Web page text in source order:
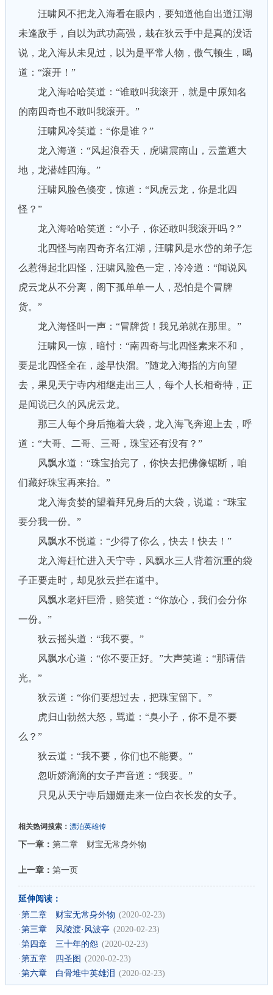
汪啸风不把龙入海看在眼内，要知道他自出道江湖
未逢敌手，自以为武功高强，栽在狄云手中是真的没话
说，龙入海从未见过，以为是平常人物，傲气顿生，喝
道：“滚开！”
龙入海哈哈笑道：“谁敢叫我滚开，就是中原知名
的南四奇也不敢叫我滚开。”
汪啸风冷笑道：“你是谁？”
龙入海道：“风起浪吞天，虎啸震南山，云盖遮大
地，龙潜雄四海。”
汪啸风脸色倏变，惊道：“风虎云龙，你是北四
怪？”
龙入海哈哈笑道：“小子，你还敢叫我滚开吗？”
北四怪与南四奇齐名江湖，汪啸风是水岱的弟子怎
么惹得起北四怪，汪啸风脸色一定，冷冷道：“闻说风
虎云龙从不分离，阁下孤单单一人，恐怕是个冒牌
货。”
龙入海怪叫一声：“冒牌货！我兄弟就在那里。”
汪啸风一惊，暗忖：“南四奇与北四怪素来不和，
要是北四怪全在，趁早快溜。”随龙入海指的方向望
去，果见天宁寺内相继走出三人，每个人长相奇特，正
是闻说已久的风虎云龙。
那三人每个身后拖着大袋，龙入海飞奔迎上去，呼
道：“大哥、二哥、三哥，珠宝还有没有？”
风飘水道：“珠宝抬完了，你快去把佛像锯断，咱
们藏好珠宝再来抬。”
龙入海贪婪的望着拜兄身后的大袋，说道：“珠宝
要分我一份。”
风飘水不悦道：“少得了你么，快去！快去！”
龙入海赶忙进入天宁寺，风飘水三人背着沉重的袋
子正要走时，却见狄云拦在道中。
风飘水老奸巨滑，赔笑道：“你放心，我们会分你
一份。”
狄云摇头道：“我不要。”
风飘水心道：“你不要正好。”大声笑道：“那请借
光。”
狄云道：“你们要想过去，把珠宝留下。”
虎归山勃然大怒，骂道：“臭小子，你不是不要
么？”
狄云道：“我不要，你们也不能要。”
忽听娇滴滴的女子声音道：“我要。”
只见从天宁寺后姗姗走来一位白衣长发的女子。
相关热词搜索： 漂泊英雄传
下一章： 第二章 财宝无常身外物
上一章： 第一页
延伸阅读：
·第二章 财宝无常身外物 (2020-02-23)
·第三章 风陵渡·风波亭 (2020-02-23)
·第四章 三十年的怨 (2020-02-23)
·第五章 四圣图 (2020-02-23)
·第六章 白骨堆中英雄泪 (2020-02-23)